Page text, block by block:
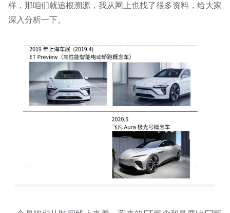
样，那咱们就追根溯源，我从网上也找了很多资料，给大家
深入分析一下。